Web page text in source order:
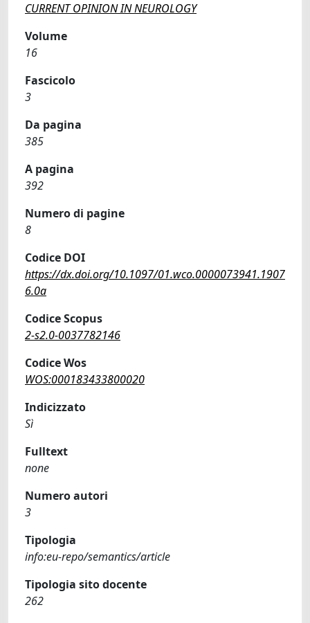
CURRENT OPINION IN NEUROLOGY
Volume
16
Fascicolo
3
Da pagina
385
A pagina
392
Numero di pagine
8
Codice DOI
https://dx.doi.org/10.1097/01.wco.0000073941.1907
6.0a
Codice Scopus
2-s2.0-0037782146
Codice Wos
WOS:000183433800020
Indicizzato
Sì
Fulltext
none
Numero autori
3
Tipologia
info:eu-repo/semantics/article
Tipologia sito docente
262